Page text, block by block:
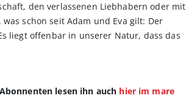
den verlassenen Liebhabern oder mit
schon seit Adam und Eva gilt: Der
liegt offenbar in unserer Natur, dass das
lesen ihn auch hier im mare